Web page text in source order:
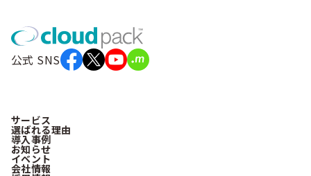
公式 SNS
サービス
選ばれる理由
導入事例
お知らせ
イベント
会社情報